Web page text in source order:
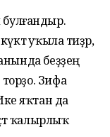
уҡыла тиҙәр,
беҙҙең
Зифа
яҡтан да
ҡалырлыҡ